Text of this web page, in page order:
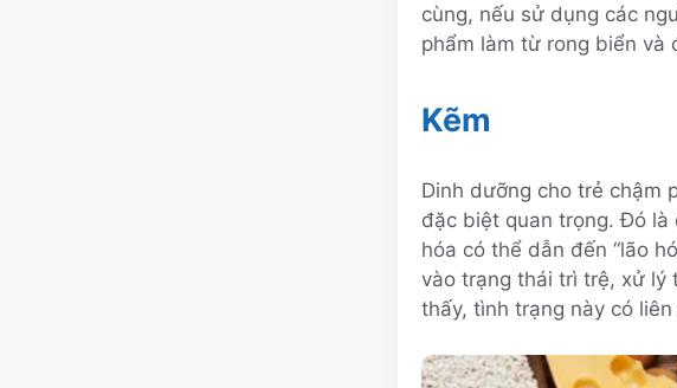
cùng, nếu sử dụng các
phẩm làm từ rong biển và
Kẽm
Dinh dưỡng cho trẻ chậm
đặc biệt quan trọng. Đó là
hóa có thể dẫn đến “lão
vào trạng thái trì trệ, xử lý
thấy, tình trạng này có